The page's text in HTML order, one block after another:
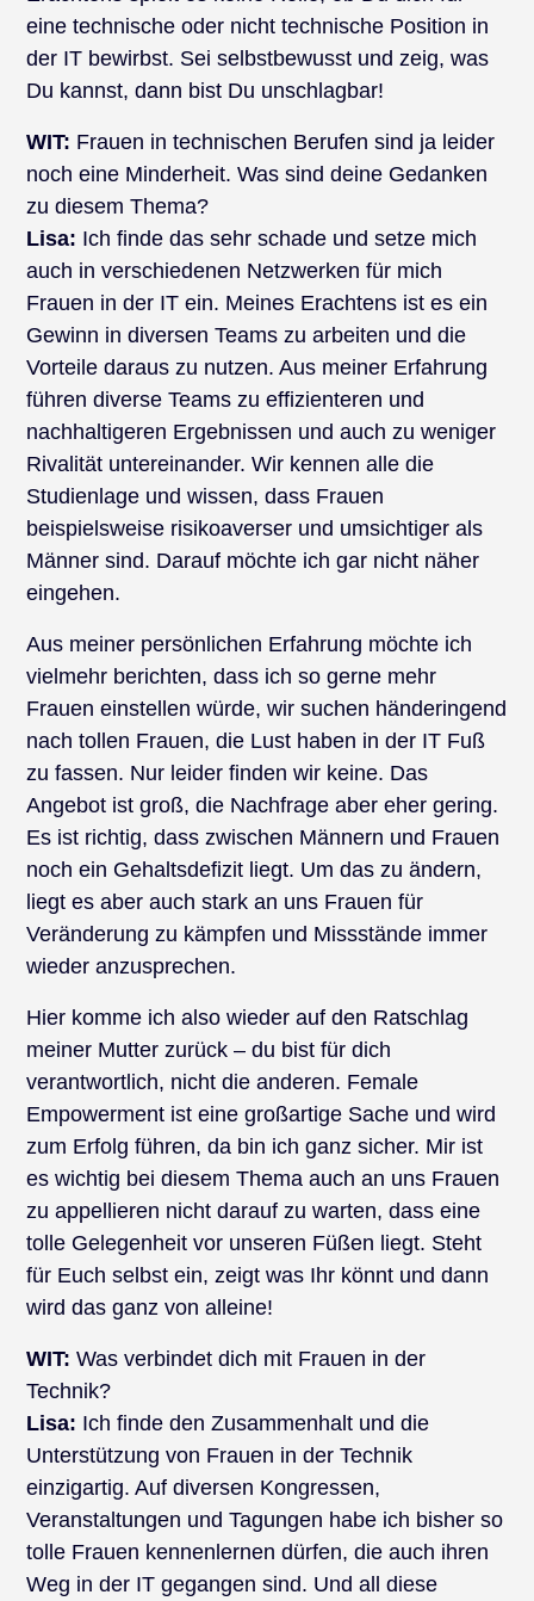
eine technische oder nicht technische Position in
der IT bewirbst. Sei selbstbewusst und zeig, was
Du kannst, dann bist Du unschlagbar!
WIT: Frauen in technischen Berufen sind ja leider
noch eine Minderheit. Was sind deine Gedanken
zu diesem Thema?
Lisa: Ich finde das sehr schade und setze mich
auch in verschiedenen Netzwerken für mich
Frauen in der IT ein. Meines Erachtens ist es ein
Gewinn in diversen Teams zu arbeiten und die
Vorteile daraus zu nutzen. Aus meiner Erfahrung
führen diverse Teams zu effizienteren und
nachhaltigeren Ergebnissen und auch zu weniger
Rivalität untereinander. Wir kennen alle die
Studienlage und wissen, dass Frauen
beispielsweise risikoaverser und umsichtiger als
Männer sind. Darauf möchte ich gar nicht näher
eingehen.
Aus meiner persönlichen Erfahrung möchte ich
vielmehr berichten, dass ich so gerne mehr
Frauen einstellen würde, wir suchen händeringend
nach tollen Frauen, die Lust haben in der IT Fuß
zu fassen. Nur leider finden wir keine. Das
Angebot ist groß, die Nachfrage aber eher gering.
Es ist richtig, dass zwischen Männern und Frauen
noch ein Gehaltsdefizit liegt. Um das zu ändern,
liegt es aber auch stark an uns Frauen für
Veränderung zu kämpfen und Missstände immer
wieder anzusprechen.
Hier komme ich also wieder auf den Ratschlag
meiner Mutter zurück – du bist für dich
verantwortlich, nicht die anderen. Female
Empowerment ist eine großartige Sache und wird
zum Erfolg führen, da bin ich ganz sicher. Mir ist
es wichtig bei diesem Thema auch an uns Frauen
zu appellieren nicht darauf zu warten, dass eine
tolle Gelegenheit vor unseren Füßen liegt. Steht
für Euch selbst ein, zeigt was Ihr könnt und dann
wird das ganz von alleine!
WIT: Was verbindet dich mit Frauen in der
Technik?
Lisa: Ich finde den Zusammenhalt und die
Unterstützung von Frauen in der Technik
einzigartig. Auf diversen Kongressen,
Veranstaltungen und Tagungen habe ich bisher so
tolle Frauen kennenlernen dürfen, die auch ihren
Weg in der IT gegangen sind. Und all diese